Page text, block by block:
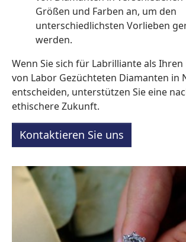
Größen und Farben an, um den
unterschiedlichsten Vorlieben
werden.
Wenn Sie sich für Labrilliante als
von Labor Gezüchteten Diamanten in
entscheiden, unterstützen Sie eine
ethischere Zukunft.
Kontaktieren Sie uns